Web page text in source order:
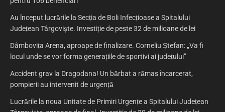
Au început lucrările la Secția de Boli Infecțioase a Spitalului
Județean Târgoviște. Investiție de peste 32 de milioane de lei
Dâmbovița Arena, aproape de finalizare. Corneliu Ștefan: „Va fi
locul unde se vor forma generațiile de sportivi ai județului”
Accident grav la Dragodana! Un bărbat a rămas încarcerat,
pompierii au intervenit de urgență
Lucrările la noua Unitate de Primiri Urgențe a Spitalului Județean